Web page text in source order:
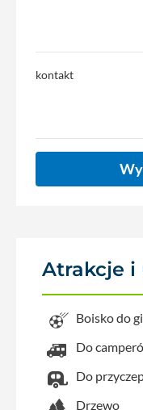
kontakt
Atrakcje i
Boisko do
Do
Do
Drzewo